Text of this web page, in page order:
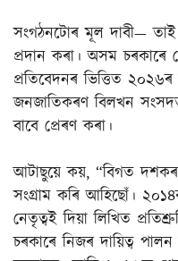
সংগঠনটোৰ মূল দাবী—
প্ৰদান কৰা। অসম চৰকাৰে
প্ৰতিবেদনৰ ভিত্তিত
জনজাতিকৰণ বিলখন
বাবে প্ৰেৰণ কৰা।
আটাছুয়ে কয়, “বিগত দশকৰ
সংগ্ৰাম কৰি আহিছোঁ।
নেতৃত্বই দিয়া লিখিত
চৰকাৰে নিজৰ দায়িত্ব পালন